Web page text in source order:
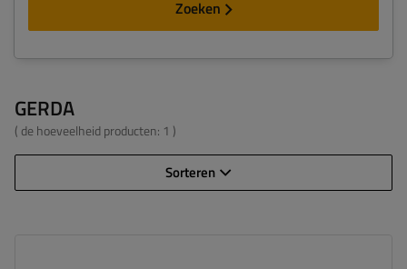
Zoeken
GERDA
( de hoeveelheid producten: 1 )
Sorteren